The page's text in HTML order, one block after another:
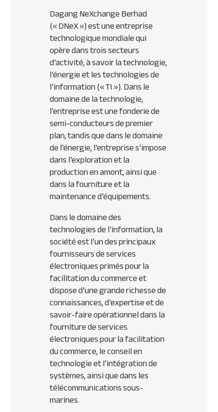
Dagang NeXchange Berhad
(« DNeX ») est une entreprise
technologique mondiale qui
opère dans trois secteurs
d’activité, à savoir la technologie,
l’énergie et les technologies de
l’information (« TI »). Dans le
domaine de la technologie,
l’entreprise est une fonderie de
semi-conducteurs de premier
plan, tandis que dans le domaine
de l’énergie, l’entreprise s’impose
dans l’exploration et la
production en amont, ainsi que
dans la fourniture et la
maintenance d’équipements.
Dans le domaine des
technologies de l’information, la
société est l’un des principaux
fournisseurs de services
électroniques primés pour la
facilitation du commerce et
dispose d’une grande richesse de
connaissances, d’expertise et de
savoir-faire opérationnel dans la
fourniture de services
électroniques pour la facilitation
du commerce, le conseil en
technologie et l’intégration de
systèmes, ainsi que dans les
télécommunications sous-
marines.